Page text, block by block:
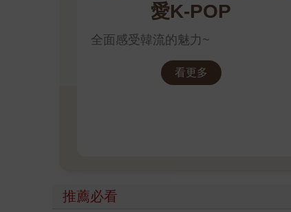
愛K-POP
全面感受韓流的魅力~
看更多
推薦必看